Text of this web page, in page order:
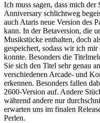
Ich muss sagen, dass mich
Anniversary schlichtweg
auch Ataris neue Version des
kann. In der Betaversion, die
Musikstücke enthalten, doch
gespeichert, sodass wir ich
konnte. Besonders die
Sie sich den Titel sehr genau
verschiedenen Arcade- und
erkennen. Besonders fallen
2600-Version auf. Andere
während andere nur
erwarten uns im finalen
Perlen.